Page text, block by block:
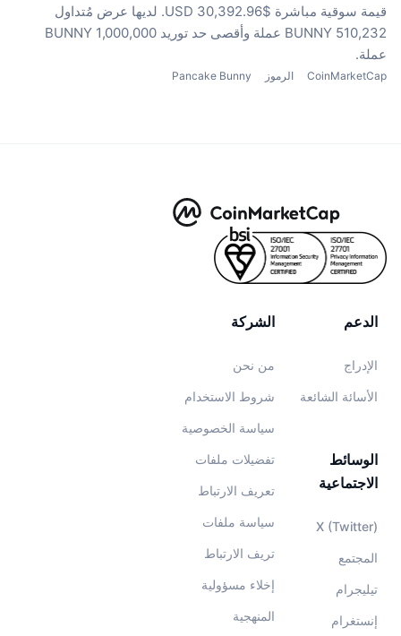
قيمة سوقية مباشرة $30,392.96 USD.
لديها عرض مُتداول
510,232 BUNNY عملة
وأقصى حد توريد 1,000,000 BUNNY
عملة.
CoinMarketCap الرموز Pancake Bunny
الشركة
من نحن
شروط الاستخدام
سياسة الخصوصية
تفضيلات ملفات
تعريف الارتباط
سياسة ملفات
تريف الارتباط
إخلاء مسؤولية
المنهجية
الدعم
الإدراج
الأسائة الشائعة
الوسائط
الاجتماعية
X (Twitter)
المجتمع
تيليجرام
إنستغرام